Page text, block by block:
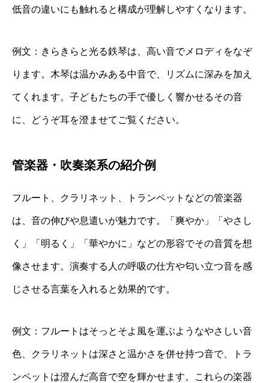
低音の違いにも触れると構成が理解しやすくなります。
例文：きらきらと光る鉄琴は、高い音でメロディをなぞ
ります。木琴は温かみある中音で、リズムに深みを加え
てくれます。子どもたちの手で優しく響かせるその音
に、どうぞ耳を澄ませてご覧ください。
管楽器・吹奏楽系の紹介例
フルート、クラリネット、トランペットなどの管楽器
は、音の伸びや息遣いが魅力です。「爽やか」「やさし
く」「明るく」「華やかに」などの形容でその音質を想
像させます。演奏する人の呼吸の仕方や匂い立つ音を感
じさせる言葉を入れると効果的です。
例文：フルートはそっとそよ風を運ぶようなやさしい音
色、クラリネットは深さと温かさを併せ持つ音で、トラ
ンペットは澄んだ高音で空を輝かせます。これらの楽器